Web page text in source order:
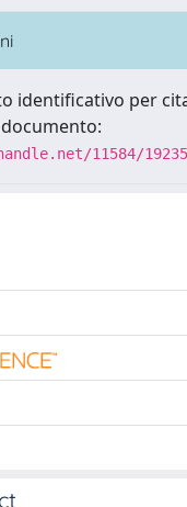
identificativo per
11584/